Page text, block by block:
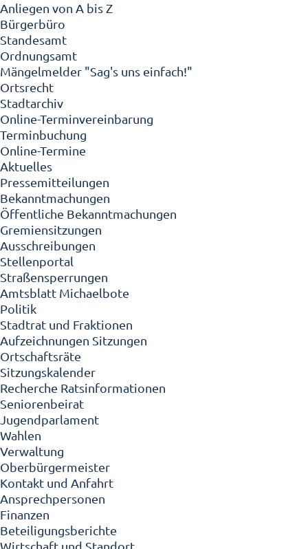
Anliegen von A bis Z
Bürgerbüro
Standesamt
Ordnungsamt
Mängelmelder "Sag's uns einfach!"
Ortsrecht
Stadtarchiv
Online-Terminvereinbarung
Terminbuchung
Online-Termine
Aktuelles
Pressemitteilungen
Bekanntmachungen
Öffentliche Bekanntmachungen
Gremiensitzungen
Ausschreibungen
Stellenportal
Straßensperrungen
Amtsblatt Michaelbote
Politik
Stadtrat und Fraktionen
Aufzeichnungen Sitzungen
Ortschaftsräte
Sitzungskalender
Recherche Ratsinformationen
Seniorenbeirat
Jugendparlament
Wahlen
Verwaltung
Oberbürgermeister
Kontakt und Anfahrt
Ansprechpersonen
Finanzen
Beteiligungsberichte
Wirtschaft und Standort